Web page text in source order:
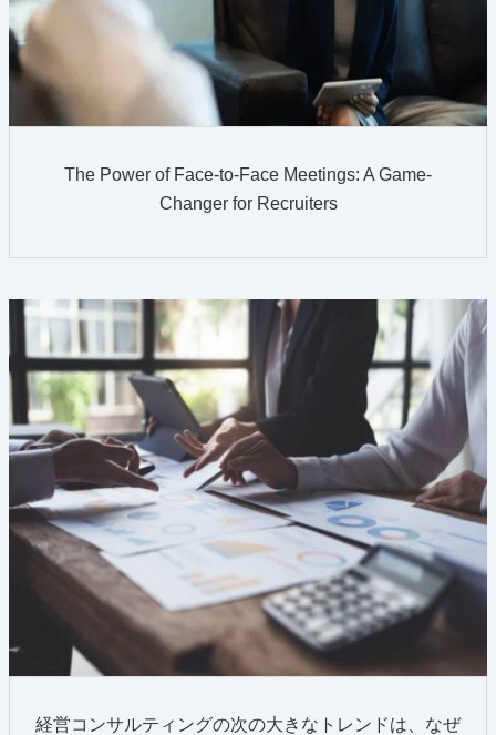
The Power of Face-to-Face Meetings: A Game-
Changer for Recruiters
経営コンサルティングの次の大きなトレンドは、なぜ